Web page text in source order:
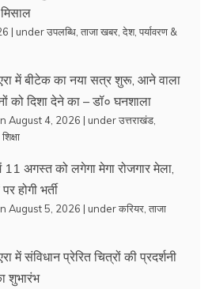
| underउपलब्धि ताजा खबर देश, पर्यावरण &
में बीटेक का नया सत्र शुरू, आने वाला
को दिशा देने का – डॉ० घनशाला
August 4, 2026 | underउत्तराखंड
शिक्षा
11 अगस्त को लगेगा मेगा रोजगार मेला,
होगी भर्ती
August 5, 2026 | underकरियर ताजा
में संविधान प्रेरित चित्रों की प्रदर्शनी
शुभारंभ